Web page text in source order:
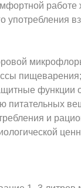
работе
употребления
пищеварения;
функции
питательных
и